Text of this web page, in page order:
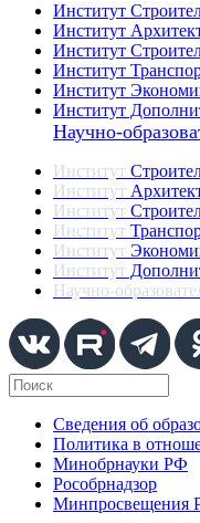
Институт
Институт
Институт
Институт
Институт
Институт
Научно-
Институт
Институт
Институт
Институт
Институт
Институт
Научно-
Сведения об
Политика в
Минобрнауки РФ
Рособрнадзор
Минпросвещения